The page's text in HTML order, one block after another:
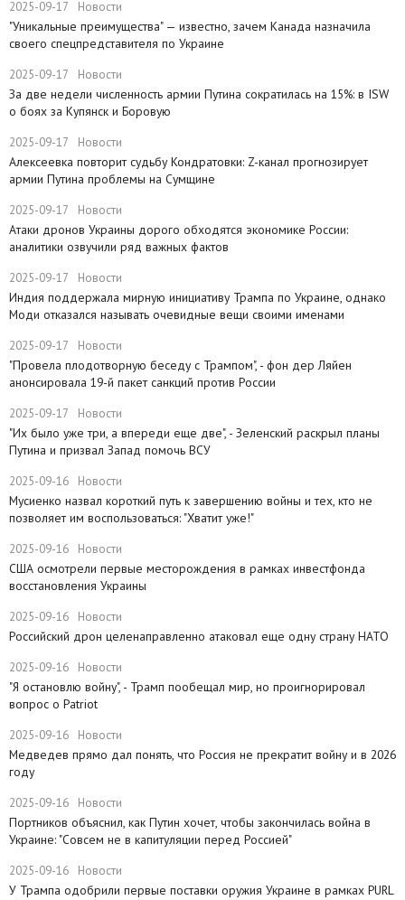
2025-09-17 Новости
​"Уникальные преимущества" — известно, зачем Канада назначила
своего спецпредставителя по Украине
2025-09-17 Новости
​За две недели численность армии Путина сократилась на 15%: в ISW
о боях за Купянск и Боровую
2025-09-17 Новости
​Алексеевка повторит судьбу Кондратовки: Z-канал прогнозирует
армии Путина проблемы на Сумщине
2025-09-17 Новости
​Атаки дронов Украины дорого обходятся экономике России:
аналитики озвучили ряд важных фактов
2025-09-17 Новости
​Индия поддержала мирную инициативу Трампа по Украине, однако
Моди отказался называть очевидные вещи своими именами
2025-09-17 Новости
​"Провела плодотворную беседу с Трампом", - фон дер Ляйен
анонсировала 19-й пакет санкций против России
2025-09-17 Новости
​"Их было уже три, а впереди еще две", - Зеленский раскрыл планы
Путина и призвал Запад помочь ВСУ
2025-09-16 Новости
Мусиенко назвал короткий путь к завершению войны и тех, кто не
позволяет им воспользоваться: "Хватит уже!"
2025-09-16 Новости
США осмотрели первые месторождения в рамках инвестфонда
восстановления Украины
2025-09-16 Новости
Российский дрон целенаправленно атаковал еще одну страну НАТО
2025-09-16 Новости
​"Я остановлю войну", - Трамп пообещал мир, но проигнорировал
вопрос о Patriot
2025-09-16 Новости
Медведев прямо дал понять, что Россия не прекратит войну и в 2026
году
2025-09-16 Новости
Портников объяснил, как Путин хочет, чтобы закончилась война в
Украине: "Совсем не в капитуляции перед Россией"
2025-09-16 Новости
У Трампа одобрили первые поставки оружия Украине в рамках PURL